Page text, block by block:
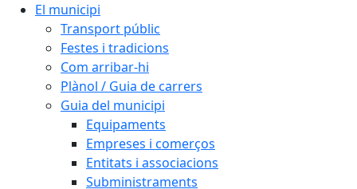
El municipi
Transport públic
Festes i tradicions
Com arribar-hi
Plànol / Guia de carrers
Guia del municipi
Equipaments
Empreses i comerços
Entitats i associacions
Subministraments